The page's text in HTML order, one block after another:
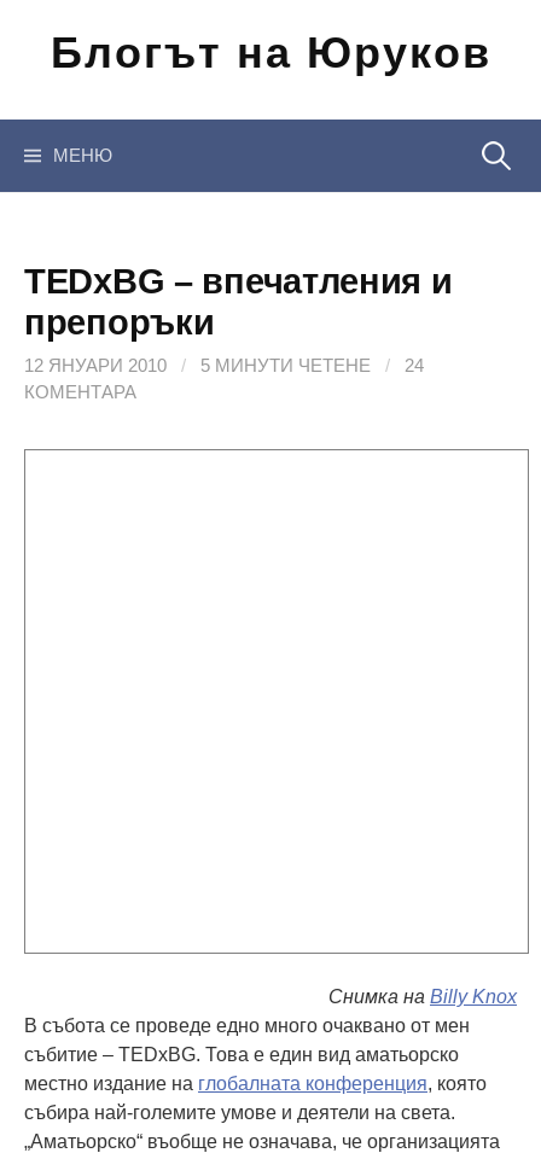
съдържанието
Блогът на Юруков
МЕНЮ
TEDxBG – впечатления и
препоръки
12 ЯНУАРИ 2010 / 5 МИНУТИ ЧЕТЕНЕ /
24
КОМЕНТАРА
Снимка на Billy Knox
В събота се проведе едно много очаквано от мен
събитие – TEDxBG. Това е един вид аматьорско
местно издание на глобалната конференция, която
събира най-големите умове и деятели на света.
„Аматьорско“ въобще не означава, че организацията